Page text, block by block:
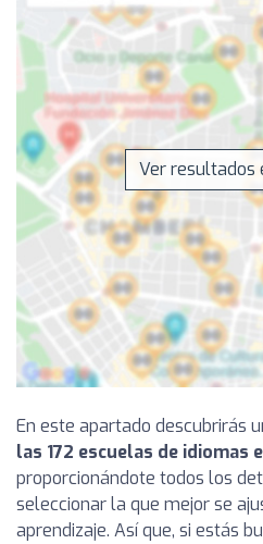
Ver resultados
En este apartado descubrirás
las 172 escuelas de idiomas
proporcionándote todos los
seleccionar la que mejor se
aprendizaje. Así que, si estás